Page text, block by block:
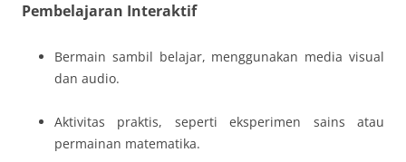
Pembelajaran Interaktif
Bermain sambil belajar, menggunakan media visual
dan audio.
Aktivitas praktis, seperti eksperimen sains atau
permainan matematika.